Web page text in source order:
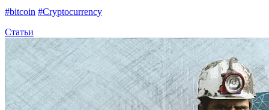
#bitcoin #Cryptocurrency
Статьи